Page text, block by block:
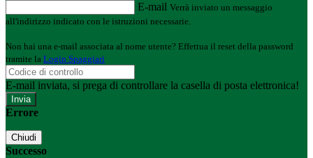
E-mail Verrà inviato un messaggio
all'indirizzo indicato con le istruzioni necessarie.
Non hai una e-mail associata al nome utente? Effettua il reset della password
tramite la Login Spaggiari
E-mail inviata, si prega di controllare la casella di posta elettronica!
Errore
Chiudi
Successo